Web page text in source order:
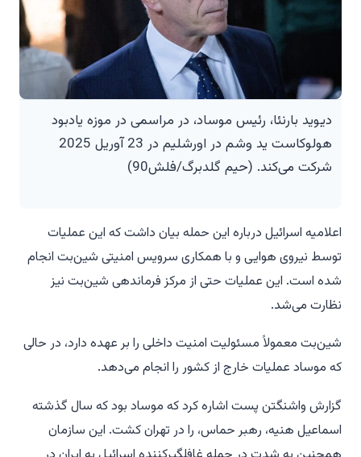
دیوید بارنئا، رئیس موساد، در مراسمی در موزه یادبود
هولوکاست ید وشم در اورشلیم در 23 آوریل 2025
شرکت می‌کند. (حیم گلدبرگ/فلش90)
اعلامیه اسرائیل درباره این حمله بیان داشت که این عملیات
توسط نیروی هوایی و با همکاری سرویس امنیتی شین‌بت انجام
شده است. این عملیات حتی از مرکز فرماندهی شین‌بت نیز
نظارت می‌شد.
شین‌بت معمولاً مسئولیت امنیت داخلی را بر عهده دارد، در حالی
که موساد عملیات خارج از کشور را انجام می‌دهد.
گزارش واشنگتن پست اشاره کرد که موساد بود که سال گذشته
اسماعیل هنیه، رهبر حماس، را در تهران کشت. این سازمان